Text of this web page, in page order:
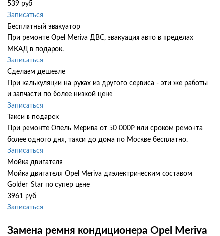
539 руб
Записаться
Бесплатный эвакуатор
При ремонте Opel Meriva ДВС, эвакуация авто в пределах
МКАД в подарок.
Записаться
Сделаем дешевле
При калькуляции на руках из другого сервиса - эти же работы
и запчасти по более низкой цене
Записаться
Такси в подарок
При ремонте Опель Мерива от 50 000₽ или сроком ремонта
более одного дня, такси до дома по Москве бесплатно.
Записаться
Мойка двигателя
Мойка двигателя Opel Meriva диэлектрическим составом
Golden Star по супер цене
3961 руб
Записаться
Замена ремня кондиционера Opel Meriva